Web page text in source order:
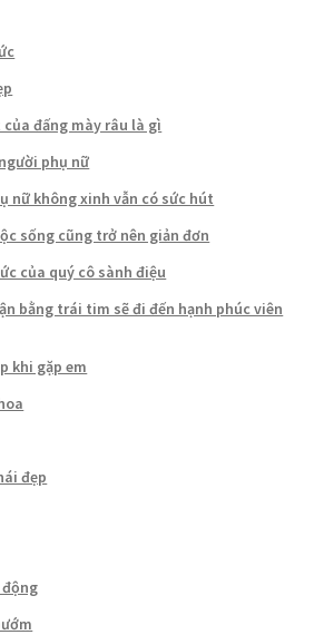
đấng mày râu là gì
phụ nữ
nữ không xinh vẫn có sức hút
sống cũng trở nên giản đơn
của quý cô sành điệu
bằng trái tim sẽ đi đến hạnh phúc viên
khi gặp em
đẹp
động